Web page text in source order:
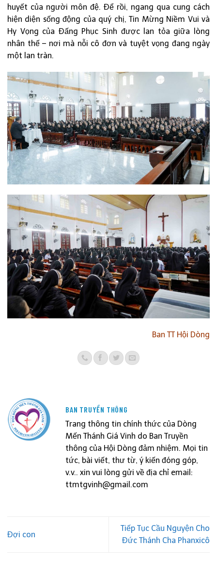
huyết của người môn đệ. Để rồi, ngang qua cung cách
hiện diện sống động của quý chị, Tin Mừng Niềm Vui và
Hy Vọng của Đấng Phục Sinh được lan tỏa giữa lòng
nhân thế – nơi mà nỗi cô đơn và tuyệt vọng đang ngày
một lan tràn.
Ban TT Hội Dòng
BAN TRUYỀN THÔNG
Trang thông tin chính thức của Dòng
Mến Thánh Giá Vinh do Ban Truyền
thông của Hội Dòng đảm nhiệm. Mọi tin
tức, bài viết, thư từ, ý kiến đóng góp,
v.v.. xin vui lòng gửi về địa chỉ email:
ttmtgvinh@gmail.com
Đợi con
Tiếp Tục Cầu Nguyện Cho
Đức Thánh Cha Phanxicô